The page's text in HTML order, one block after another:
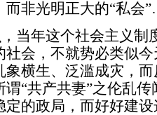
而非光明正大的“私会
年这个社会主义制
社会，不就势必类似
象横生、泛滥成灾，
谓“共产共妻”之伦乱
定的政局，而好好建